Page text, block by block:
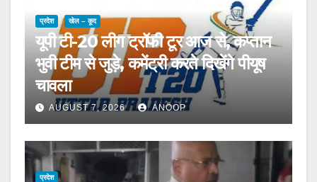
प्रदेश खेल – कूद
यूपी टी-20 लीग ट्रॉफी टूर आज से, कप्तान
भुवी टीम से जुड़े, कमेंट्री करते दिखेंगे पीयूष
चावला
AUGUST 7, 2026 ANOOP
प्रदेश